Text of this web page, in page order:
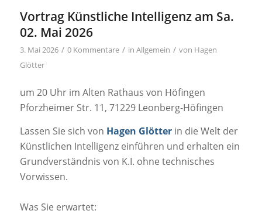
Vortrag Künstliche Intelligenz am Sa.
02. Mai 2026
3. Mai 2026 / 0 Kommentare / in Allgemein / von Hagen
Glötter
um 20 Uhr im Alten Rathaus von Höfingen
Pforzheimer Str. 11, 71229 Leonberg-Höfingen
Lassen Sie sich von Hagen Glötterin die Welt der
Künstlichen Intelligenz einführen und erhalten ein
Grundverständnis von K.I. ohne technisches
Vorwissen.
Was Sie erwartet: